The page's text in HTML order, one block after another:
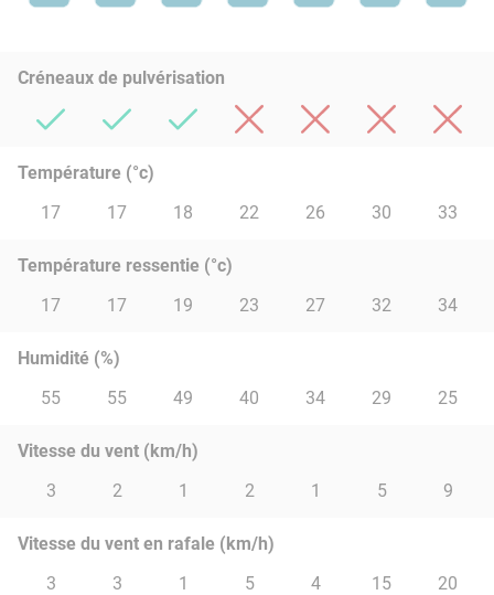
Créneaux de pulvérisation
Température (°c)
17
17 18 22 26 30 33
Température ressentie (°c)
17
17 19 23 27 32 34
Humidité (%)
55
55 49 40 34 29 25
Vitesse du vent (km/h)
3
2 1 2 1 5 9
Vitesse du vent en rafale (km/h)
3
3 1 5 4 15 20